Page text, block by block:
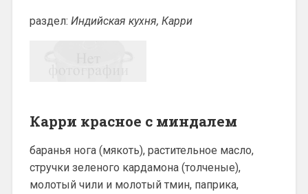
раздел: Индийская кухня, Карри
Карри красное с миндалем
баранья нога (мякоть), растительное масло,
стручки зеленого кардамона (толченые),
молотый чили и молотый тмин, паприка,